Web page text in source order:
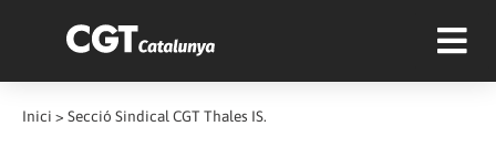
Inici > Secció Sindical CGT Thales IS.